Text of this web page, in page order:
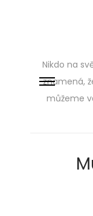
Nikdo na
znamená,
můžeme